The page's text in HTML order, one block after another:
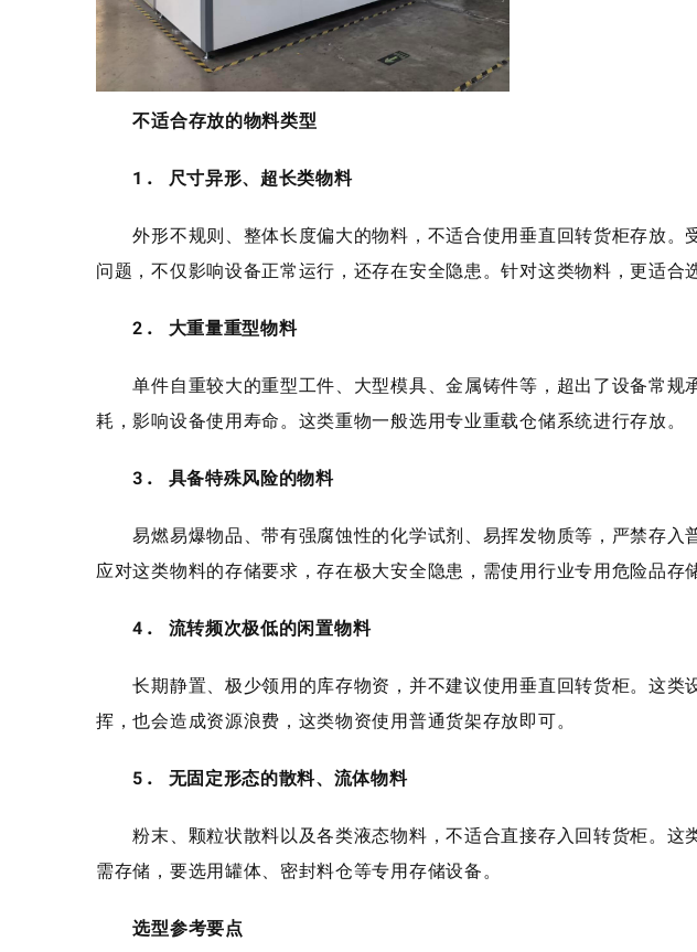
不适合存放的物料类型
1. 尺寸异形、超长类物料
外形不规则、整体长度偏大的物料，不适合使用垂直回转货柜存放。
问题，不仅影响设备正常运行，还存在安全隐患。针对这类物料，更适合
2. 大重量重型物料
单件自重较大的重型工件、大型模具、金属铸件等，超出了设备常规
耗，影响设备使用寿命。这类重物一般选用专业重载仓储系统进行存放。
3. 具备特殊风险的物料
易燃易爆物品、带有强腐蚀性的化学试剂、易挥发物质等，严禁存入
应对这类物料的存储要求，存在极大安全隐患，需使用行业专用危险品存
4. 流转频次极低的闲置物料
长期静置、极少领用的库存物资，并不建议使用垂直回转货柜。这类
挥，也会造成资源浪费，这类物资使用普通货架存放即可。
5. 无固定形态的散料、流体物料
粉末、颗粒状散料以及各类液态物料，不适合直接存入回转货柜。这
需存储，要选用罐体、密封料仓等专用存储设备。
选型参考要点